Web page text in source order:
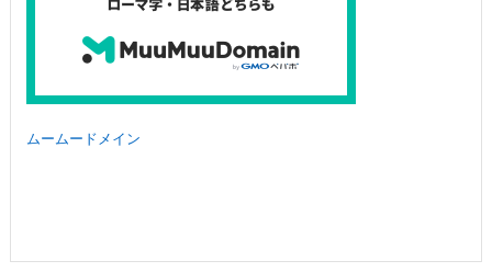
ムームードメイン